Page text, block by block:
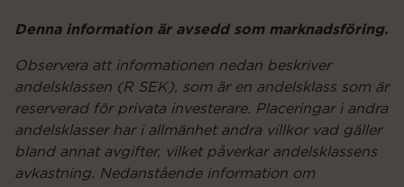
Denna information är avsedd som marknadsföring.
Observera att informationen nedan beskriver
andelsklassen (R SEK), som är en andelsklass som är
reserverad för privata investerare. Placeringar i andra
andelsklasserhar i allmänhet andra villkor vad gäller
bland annat avgifter, vilket påverkar andelsklassens
avkastning. Nedanstående information om